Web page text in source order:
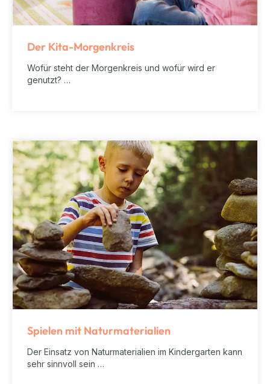
Der Kita-Morgenkreis
Wofür steht der Morgenkreis und wofür wird er
genutzt? …
Spielen mit Naturmaterialien
Der Einsatz von Naturmaterialien im Kindergarten kann
sehr sinnvoll sein …